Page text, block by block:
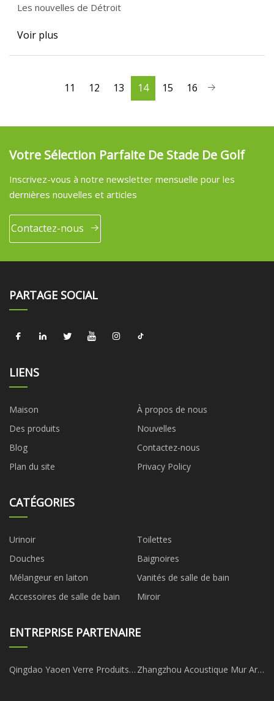
Les nouvelles de Détroit
Voir plus
11 12 13 14 15 16
Votre Sélection Parfaite De Stade De Golf
Inscrivez-vous à notre newsletter mensuelle pour les
dernières nouvelles et articles
Contactez-nous
PARTAGE SOCIAL
LIENS
Maison
À propos de nous
Des produits
Nouvelles
Blog
Contactez-nous
Plan du site
Privacy Policy
CATÉGORIES
Urinoir
Toilettes
Douches
Baignoires
Mélangeur en laiton
Vanités de salle de bain
Accessoires de salle de bain
Miroir
ENTREPRISE PARTENAIRE
Qingdao Yaoen Verre Produits
Zhangzhou Acoustique Mur Art